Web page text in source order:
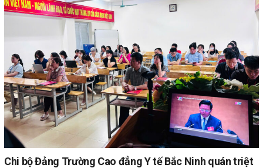
Chi bộ Đảng Trường Cao đẳng Y tế Bắc Ninh quán triệt